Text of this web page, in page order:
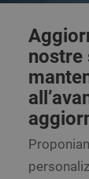
nostre